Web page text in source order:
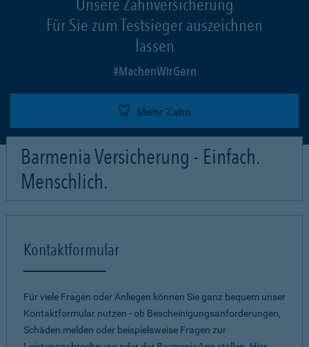
Unsere Zahnversicherung
Für Sie zum Testsieger auszeichnen
lassen
MachenWirGern
Mehr Zahn
Barmenia Versicherung - Einfach.
Menschlich.
Kontaktformular
Für viele Fragen oder Anliegen können Sie ganz bequem unser
Kontaktformular nutzen - ob Bescheinigungsanforderungen,
Schäden melden oder beispielsweise Fragen zur